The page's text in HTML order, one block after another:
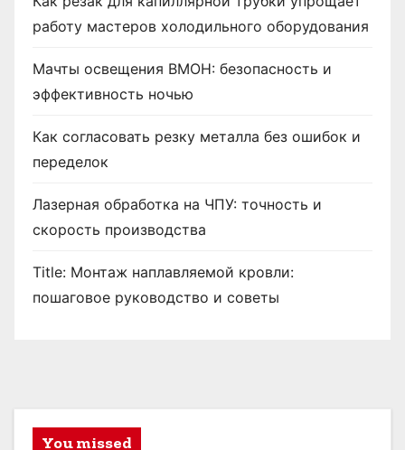
работу мастеров холодильного оборудования
Мачты освещения ВМОН: безопасность и
эффективность ночью
Как согласовать резку металла без ошибок и
переделок
Лазерная обработка на ЧПУ: точность и
скорость производства
Title: Монтаж наплавляемой кровли:
пошаговое руководство и советы
You missed